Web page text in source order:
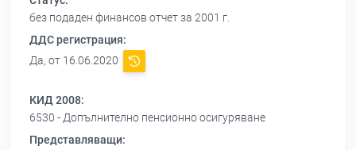
без подаден финансов отчет за 2001 г.
ДДС регистрация:
Да, от 16.06.2020
КИД 2008:
6530 - Допълнително пенсионно осигуряване
Представляващи: